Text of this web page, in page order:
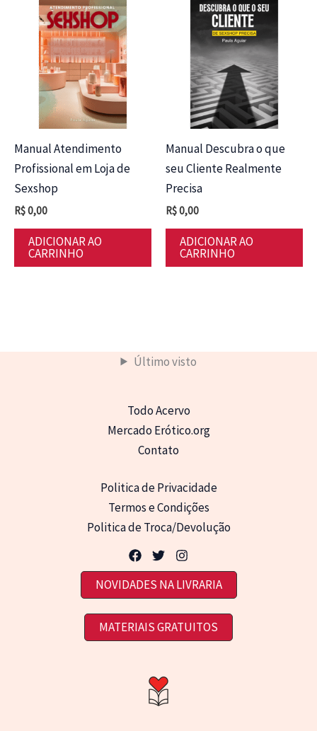
Manual Atendimento
Profissional em Loja de
Sexshop
R$0,00
ADICIONAR AO
CARRINHO
Manual Descubra o que
seu Cliente Realmente
Precisa
R$0,00
ADICIONAR AO
CARRINHO
Último visto
Todo Acervo
Mercado Erótico.org
Contato
Politica de Privacidade
Termos e Condições
Politica de Troca/Devolução
NOVIDADES NA LIVRARIA
MATERIAIS GRATUITOS